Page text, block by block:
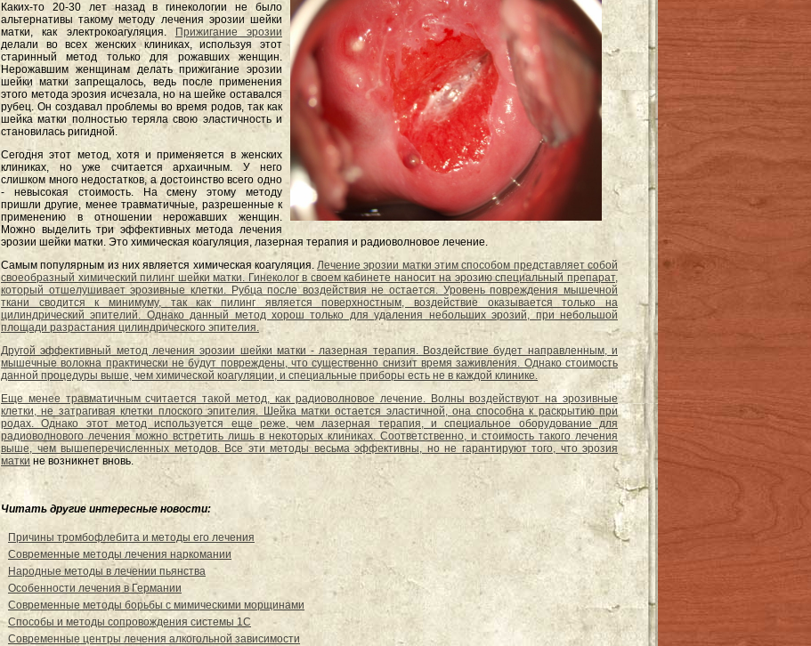
Каких-то 20-30 лет назад в гинекологии не было
альтернативы такому методу лечения эрозии шейки
матки, как электрокоагуляция.
Прижигание эрозии
делали во всех женских клиниках, используя этот
старинный метод только для рожавших женщин.
Нерожавшим женщинам делать прижигание эрозии
шейки матки запрещалось, ведь после применения
этого метода эрозия исчезала, но на шейке оставался
рубец. Он создавал проблемы во время родов, так как
шейка матки полностью теряла свою эластичность и
становилась ригидной.
Сегодня этот метод, хотя и применяется в женских
клиниках, но уже считается архаичным. У него
слишком много недостатков, а достоинство всего одно
- невысокая стоимость. На смену этому методу
пришли другие, менее травматичные, разрешенные к
применению в отношении нерожавших женщин.
Можно выделить три эффективных метода лечения
эрозии шейки матки. Это химическая коагуляция, лазерная терапия и радиоволновое лечение.
Самым популярным из них является химическая коагуляция.Лечение эрозии матки этим способом представляет собой
своеобразный химический пилинг шейки матки. Гинеколог в своем кабинете наносит на эрозию специальный препарат,
который отшелушивает эрозивные клетки. Рубца после воздействия не остается. Уровень повреждения мышечной
ткани сводится к минимуму, так как пилинг является поверхностным, воздействие оказывается только на
цилиндрический эпителий. Однако данный метод хорош только для удаления небольших эрозий, при небольшой
площади разрастания цилиндрического эпителия.
Другой эффективный метод лечения эрозии шейки матки - лазерная терапия. Воздействие будет направленным, и
мышечные волокна практически не будут повреждены, что существенно снизит время заживления. Однако стоимость
данной процедуры выше, чем химической коагуляции, и специальные приборы есть не в каждой клинике.
Еще менее травматичным считается такой метод, как радиоволновое лечение. Волны воздействуют на эрозивные
клетки, не затрагивая клетки плоского эпителия. Шейка матки остается эластичной, она способна к раскрытию при
родах. Однако этот метод используется еще реже, чем лазерная терапия, и специальное оборудование для
радиоволнового лечения можно встретить лишь в некоторых клиниках. Соответственно, и стоимость такого лечения
выше, чем вышеперечисленных методов. Все эти методы весьма эффективны, но не гарантируют того, что эрозия
матки не возникнет вновь.
Читать другие интересные новости:
Причины тромбофлебита и методы его лечения
Современные методы лечения наркомании
Народные методы в лечении пьянства
Особенности лечения в Германии
Современные методы борьбы с мимическими морщинами
Способы и методы сопровождения системы 1С
Современные центры лечения алкогольной зависимости